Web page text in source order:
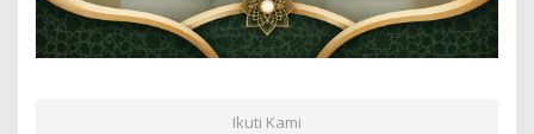
Ikuti Kami